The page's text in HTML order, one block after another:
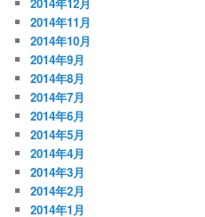
2014年11月
2014年10月
2014年9月
2014年8月
2014年7月
2014年6月
2014年5月
2014年4月
2014年3月
2014年2月
2014年1月